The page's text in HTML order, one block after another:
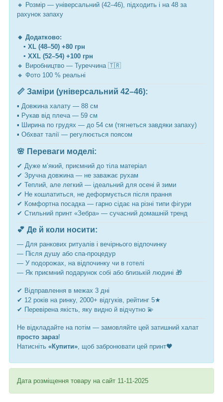
🔸 Розмір — універсальний (42–46), підходить і на 48 за
рахунок запаху
🔸 Додатково:
▪️ ХL (48–50) +80 грн
▪️ ХХL (52–54) +100 грн
🔸 Виробництво — Туреччина 🇹🇷
🔸 Фото 100 % реальні
📏 Заміри (універсальний 42–46):
▪️ Довжина халату — 88 см
▪️ Рукав від плеча — 59 см
▪️ Ширина по грудях — до 54 см (тягнеться завдяки запаху)
▪️ Обхват талії — регулюється поясом
🌸 Переваги моделі:
✔ Дуже м’який, приємний до тіла матеріал
✔ Зручна довжина — не заважає рухам
✔ Теплий, але легкий — ідеальний для осені й зими
✔ Не кошлатиться, не деформується після прання
✔ Комфортна посадка — гарно сідає на різні типи фігури
✔ Стильний принт «Зебра» — сучасний домашній тренд
💕 Де й коли носити:
— Для ранкових ритуалів і вечірнього відпочинку
— Після душу або спа-процедур
— У подорожах, на відпочинку чи в готелі
— Як приємний подарунок собі або близькій людині 🎁
✔ Відправлення в межах 3 дні
✔ 12 років на ринку, 2000+ відгуків, рейтинг 5★
✔ Перевірена якість, яку видно й відчутно 💫
Не відкладайте на потім — замовляйте цей затишний халат
просто зараз!
Натисніть «Купити», щоб забронювати цей принт🖤
Дата розміщення товару на сайт 11-11-2025